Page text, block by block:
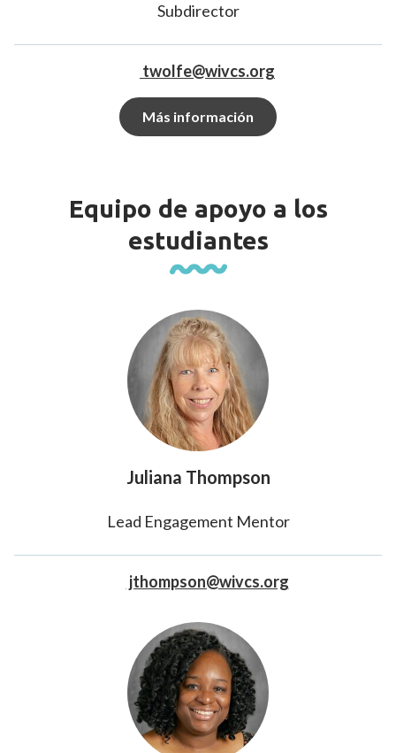
Subdirector
twolfe@wivcs.org
Más información
Equipo de apoyo a los
estudiantes
Juliana Thompson
Lead Engagement Mentor
jthompson@wivcs.org